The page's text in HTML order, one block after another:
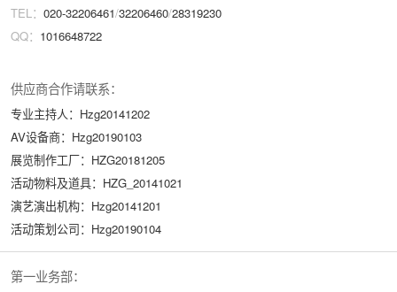
TEL： 020-32206461/32206460/28319230
QQ： 1016648722
供应商合作请联系：
专业主持人：Hzg20141202
AV设备商：Hzg20190103
展览制作工厂：HZG20181205
活动物料及道具：HZG_20141021
演艺演出机构：Hzg20141201
活动策划公司：Hzg20190104
第一业务部：